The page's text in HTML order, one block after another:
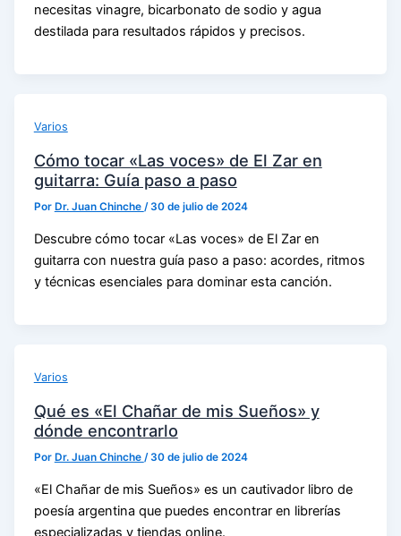
necesitas vinagre, bicarbonato de sodio y agua
destilada para resultados rápidos y precisos.
Varios
Cómo tocar «Las voces» de El Zar en
guitarra: Guía paso a paso
Por Dr. Juan Chinche /30 de julio de 2024
Descubre cómo tocar «Las voces» de El Zar en
guitarra con nuestra guía paso a paso: acordes, ritmos
y técnicas esenciales para dominar esta canción.
Varios
Qué es «El Chañar de mis Sueños» y
dónde encontrarlo
Por Dr. Juan Chinche /30 de julio de 2024
«El Chañar de mis Sueños» es un cautivador libro de
poesía argentina que puedes encontrar en librerías
especializadas y tiendas online.